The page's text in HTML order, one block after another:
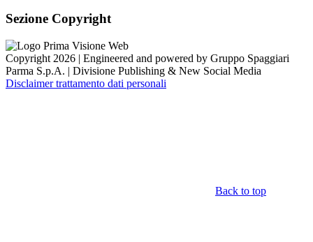
Sezione Copyright
Copyright 2026 | Engineered and powered by Gruppo Spaggiari
Parma S.p.A. | Divisione Publishing & New Social Media
Disclaimer trattamento dati personali
Back to top